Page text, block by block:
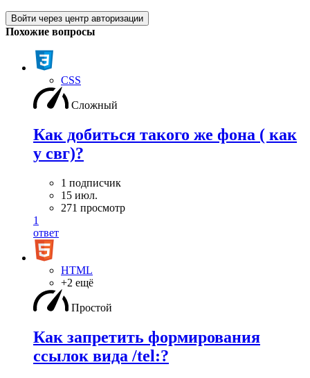
Войти через центр авторизации
Похожие вопросы
CSS
Сложный
Как добиться такого же фона ( как
у свг)?
1 подписчик
15 июл.
271 просмотр
1
ответ
HTML
+2 ещё
Простой
Как запретить формирования
ссылок вида /tel:?